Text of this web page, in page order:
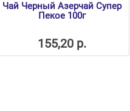
Чай Черный Азерчай Супер
Пекое 100г
155,20 р.